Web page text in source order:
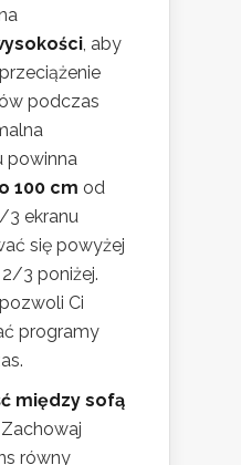
, aby
podczas
powinna
100 cm od
3 ekranu
się powyżej
3 poniżej.
Ci
programy
między sofą
Zachowaj
równy